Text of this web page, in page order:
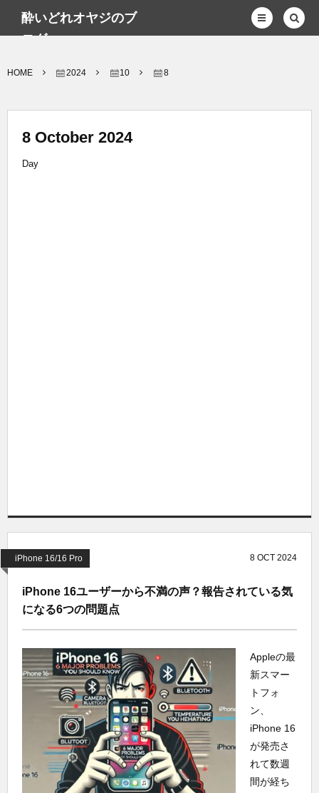
酔いどれオヤジのブ
ログwp
HOME 2024 10 8
8 October 2024
Day
iPhone 16/16 Pro 8 OCT 2024
iPhone 16ユーザーから不満の声？報告されている気
になる6つの問題点
Appleの最
新スマー
トフォ
ン、
iPhone 16
が発売さ
れて数週
間が経ち